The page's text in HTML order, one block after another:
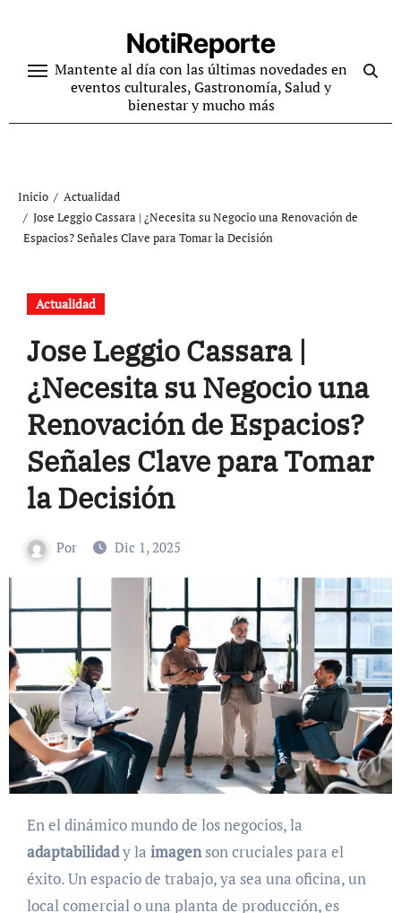
contenido
NotiReporte
Mantente al día con las últimas novedades en
eventos culturales, Gastronomía, Salud y
bienestar y mucho más
Inicio
Actualidad
Jose Leggio Cassara | ¿Necesita su Negocio una Renovación de
Espacios? Señales Clave para Tomar la Decisión
Actualidad
Jose Leggio Cassara |
¿Necesita su Negocio una
Renovación de Espacios?
Señales Clave para Tomar
la Decisión
Por Dic 1, 2025
En el dinámico mundo de los negocios, la
adaptabilidady la imagenson cruciales para el
éxito. Un espacio de trabajo, ya sea una oficina, un
local comercial o una planta de producción, es